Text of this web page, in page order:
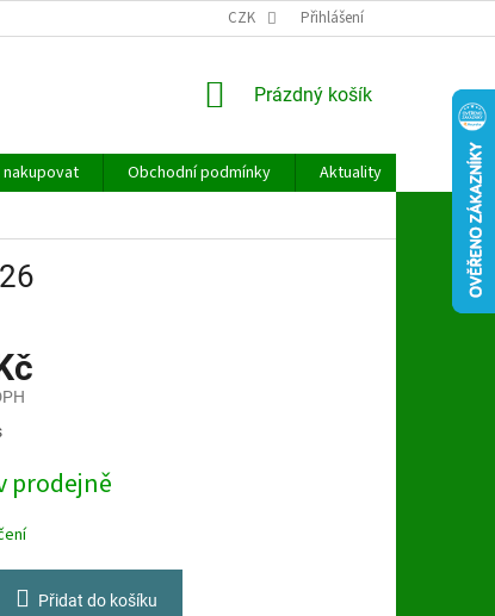
CZK Přihlášení
NÁKUPNÍ
Prázdný košík
nakupovat Obchodní podmínky Aktuality
Kontakt
prodejně
Přidat do košíku